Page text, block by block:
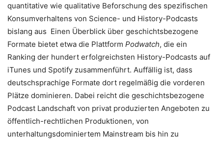
quantitative wie qualitative Beforschung des spezifischen
Konsumverhaltens von Science- und History-Podcasts
bislang aus Einen Überblick über geschichtsbezogene
Formate bietet etwa die Plattform Podwatch, die ein
Ranking der hundert erfolgreichsten History-Podcasts auf
iTunes und Spotify zusammenführt. Auffällig ist, dass
deutschsprachige Formate dort regelmäßig die vorderen
Plätze dominieren. Dabei reicht die geschichtsbezogene
Podcast Landschaft von privat produzierten Angeboten zu
öffentlich-rechtlichen Produktionen, von
unterhaltungsdominiertem Mainstream bis hin zu